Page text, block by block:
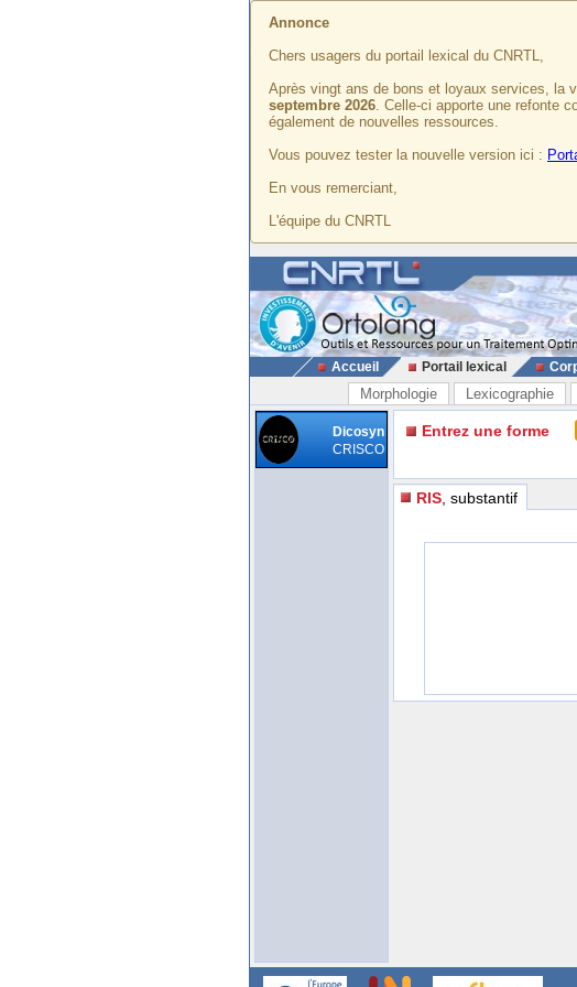
Annonce
Chers usagers du portail lexical du CNRTL,
Après vingt ans de bons et loyaux services, la
septembre 2026. Celle-ci apporte une refonte
également de nouvelles ressources.
Vous pouvez tester la nouvelle version ici :
En vous remerciant,
L'équipe du CNRTL
Accueil Portail lexical
Morphologie Lexicographie
Dicosyn
CRISCO
Entrez une forme
RIS , substantif